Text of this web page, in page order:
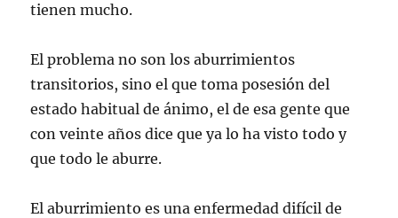
tienen mucho.
El problema no son los aburrimientos
transitorios, sino el que toma posesión del
estado habitual de ánimo, el de esa gente que
con veinte años dice que ya lo ha visto todo y
que todo le aburre.
El aburrimiento es una enfermedad difícil de